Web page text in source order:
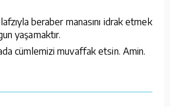
beraber manasını idrak etmek
yaşamaktır.
cümlemizi muvaffak etsin. Amin.